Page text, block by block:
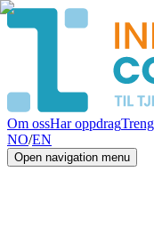
Om ossHar oppdrag
NO/EN
Open navigation menu